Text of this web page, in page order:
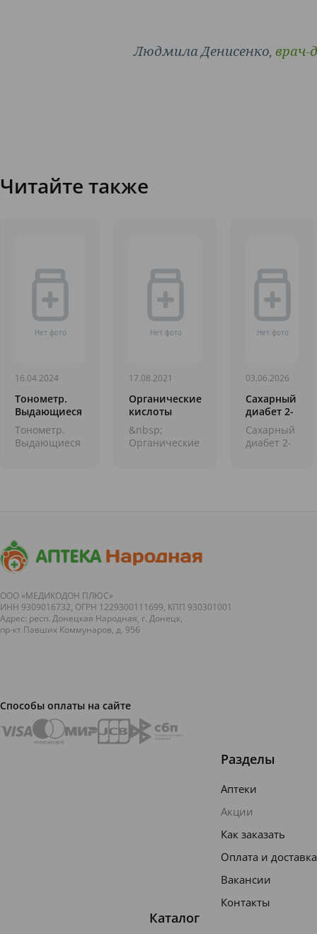
Людмила Денисенко, врач-
Читайте также
16.04.2024
Тонометр.
Выдающиеся
медицинские
открытия
Тонометр.
Выдающиеся
открытиях в
медицине,
пере...
17.08.2021
Органические
кислоты
&nbsp;
Органические
растительных...
03.06.2026
Сахарный
диабет 2-
го типа:
причины,
симптомы
Сахарный
диабет 2-
ООО «МЕДИКОДОН ПЛЮС»
ИНН 9309016732, ОГРН 1229300111699, КПП 930301001
Адрес: респ. Донецкая Народная, г. Донецк,
пр-кт Павших Коммунаров, д. 95б
Способы оплаты на сайте
Разделы
Аптеки
Акции
Как заказать
Оплата и доставка
Вакансии
Контакты
Каталог